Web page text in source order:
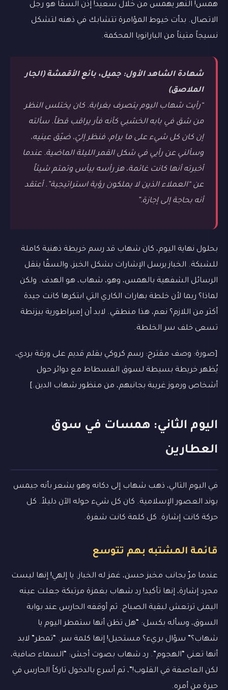
همس! النهر يهمس من خلال سعيد! إذن السقّا هو رجل
الاتصال. بدأت خيوط المؤامرة تتشابك في ذهنه لتشكل
نسيجاً متيناً من البارانويا المحكمة.
شهادة الشاهد الأول: جميل، بائع الأقمشة (الجار
الملاصق)
“رأيت شهاب اليوم يتصرف بغرابة. كان يختلس النظر
من شق في بابه الخشبي كأنه فأر يراقب قطاً. سألته
إن كان كل شيء على ما يرام، فنظر إليّ، ضيّق عينيه،
وسألني عن رأيي في شكل القمر الليلة الماضية. عندما
أخبرته أنها كانت غائمة، هز رأسه بيأس وتمتم شيئاً
عن “العملاء الذين لا يملكون رؤية استراتيجية”. أعتقد
أنه بحاجة إلى إجازة.”
بحلول نهاية اليوم، كان شهاب قد رسم خريطة ذهنية كاملة
للشبكة. الخباز يرسل الإشارات بشكل الخبز، والسقّا ينقل
الرسائل الشفهية بالهمس، وهو، شهاب، هو الهدف. ولكن
لماذا؟ ربما لأن خلطة بهارات الكاري التي ابتكرها كانت جيدة
أكثر من اللازم؟ نعم، هذا منطقي. لابد أن إمبراطورية بيزنطة
تسعى خلف سر الخلطة.
[صورة: وصف مقترح: رسم كروكي بقلم قديم على ورقة بردي،
يُظهر خريطة بسيطة لسوق الفسطاط مع دوائر حول
أشخاص ورموز غريبة بجانبهم، من منظور شهاب الدين.]
اليوم الثاني: همسات في سوق
العطارين
في اليوم التالي، ذهب شهاب إلى دكانه وهو يشعر بأنه جيمس
بوند العصور الإسلامية. كان كل شيء حوله الآن دليلاً. كل
حركة كانت إشارة. كل كلمة كانت شفرة.
قائمة المشتبه بهم تتوسع
عندما مرّ بجانب مخبز حسن، غمز له الخباز. يا إلهي! إنها ليست
مجرد إشارة، إنها تأكيد! رد شهاب بغمزة مرتبكة جعلت عينه
اليمنى ترتعش لبقية الصباح. ثم أوقفه الحارس عند بوابة
السوق، وسأله بكسل: “هل تظن أنها ستمطر اليوم يا
شهاب؟” سؤال بريء؟ مستحيل! إنها كلمة سر. “تمطر” لابد
أنها تعني “الهجوم”. رد شهاب بصوت أجش: “السماء صافية،
لكن العاصفة في القلوب!”، ثم أسرع بالدخول تاركاً الحارس في
حيرة من أمره.